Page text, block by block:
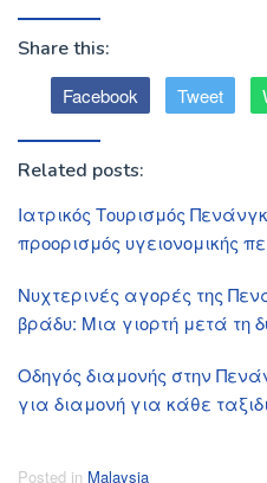
Share this:
Facebook Tweet
Related posts:
Ιατρικός Τουρισμός
προορισμός υγειονομικής
Νυχτερινές αγορές της
βράδυ: Μια γιορτή μετά τη
Οδηγός διαμονής στην
για διαμονή για κάθε
Posted in Malaysia